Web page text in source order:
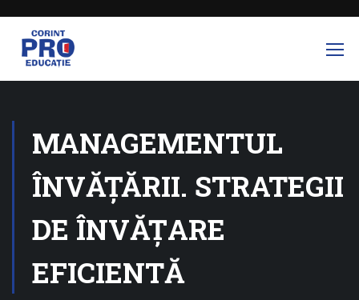
MANAGEMENTUL
ÎNVĂȚĂRII. STRATEGII
DE ÎNVĂȚARE
EFICIENTĂ